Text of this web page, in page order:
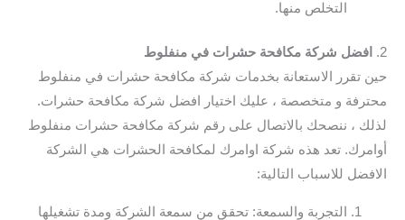
التخلص منها.
2.
افضل شركة مكافحة حشرات في منفلوط
حين تقرر الاستعانة بخدمات شركة مكافحة حشرات في منفلوط
محترفة و متخصصة ، عليك اختيار افضل شركة مكافحة حشرات.
لذلك ، ننصحك بالاتصال على رقم شركة مكافحة حشرات منفلوط
أوامرك. تعد هذه شركة اوامرك لمكافحة الحشرات هي الشركة
الافضل للاسباب التالية:
التجربة والسمعة: تحقق من سمعة الشركة ومدة تشغيلها